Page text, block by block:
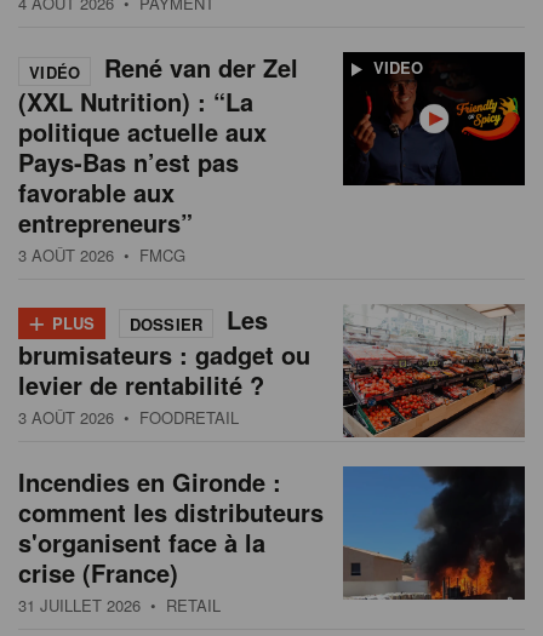
VIDEO
VIDÉO
René van der Zel
(XXL Nutrition) : “La
politique actuelle aux
Pays-Bas n’est pas
favorable aux
entrepreneurs”
3 AOÛT 2026 • FMCG
+ PLUS DOSSIER
Les
brumisateurs : gadget ou
levier de rentabilité ?
3 AOÛT 2026 • FOODRETAIL
Incendies en Gironde :
comment les distributeurs
s'organisent face à la
crise (France)
31 JUILLET 2026 • RETAIL